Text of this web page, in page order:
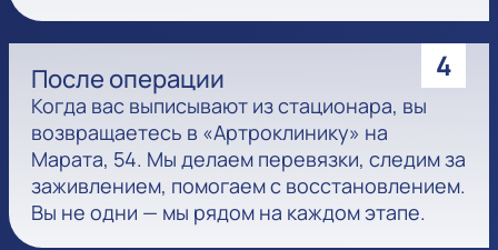
4
После операции
Когда вас выписывают из стационара, вы
возвращаетесь в «Артроклинику» на
Марата, 54. Мы делаем перевязки, следим за
заживлением, помогаем с восстановлением.
Вы не одни — мы рядом на каждом этапе.